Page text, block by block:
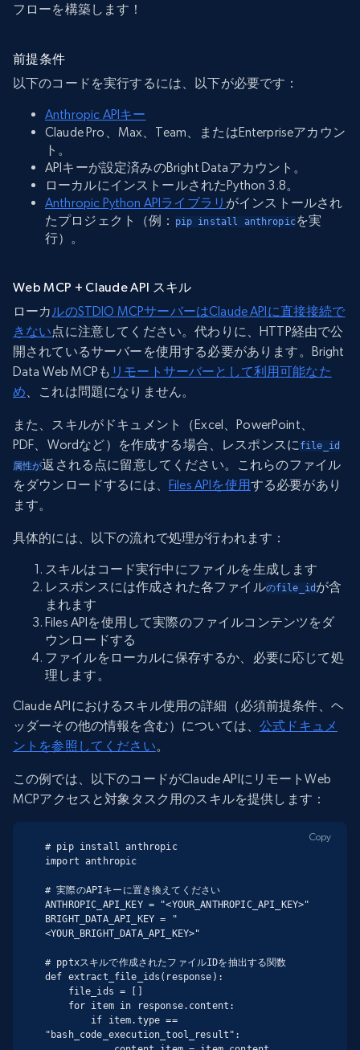
フローを構築します！
前提条件
以下のコードを実行するには、以下が必要です：
Anthropic APIキー
Claude Pro、Max、Team、またはEnterpriseアカウン
ト。
APIキーが設定済みのBright Dataアカウント。
ローカルにインストールされたPython 3.8。
Anthropic Python APIライブラリ がインストールされ
たプロジェクト（例：
pip install anthropicを実
行）。
Web MCP + Claude API スキル
ローカルのSTDIO MCPサーバーはClaude APIに直接接続で
きない点に注意してください。代わりに、HTTP経由で公
開されているサーバーを使用する必要があります。Bright
Data Web MCPも リモートサーバーとして利用可能なた
め、これは問題になりません。
また、スキルがドキュメント（Excel、PowerPoint、
PDF、Wordなど）を作成する場合、レスポンスにfile_id
属性が返される点に留意してください。これらのファイル
をダウンロードするには、 Files APIを使用する必要があり
ます。
具体的には、以下の流れで処理が行われます：
スキルはコード実行中にファイルを生成します
レスポンスには作成された各ファイルのfile_id が含
まれます
Files APIを使用して実際のファイルコンテンツをダ
ウンロードする
ファイルをローカルに保存するか、必要に応じて処
理します。
Claude APIにおけるスキル使用の詳細（必須前提条件、ヘ
ッダーその他の情報を含む）については、公式ドキュメ
ントを参照してください。
この例では、以下のコードがClaude APIにリモートWeb
MCPアクセスと対象タスク用のスキルを提供します：
# pip install anthropic
import anthropic
# 実際のAPIキーに置き換えてください
ANTHROPIC_API_KEY = "<YOUR_ANTHROPIC_API_KEY>"
BRIGHT_DATA_API_KEY = "
<YOUR_BRIGHT_DATA_API_KEY>"
# pptxスキルで作成されたファイルIDを抽出する関数
def extract_file_ids(response):
"bash_code_execution_tool_result":
Copy